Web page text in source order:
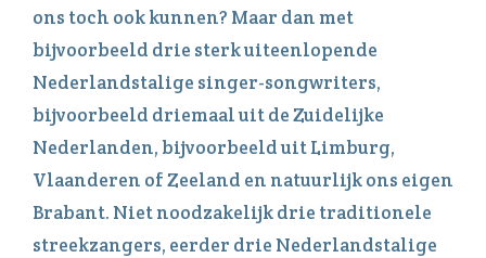
ons toch ook kunnen? Maar dan met
bijvoorbeeld drie sterk uiteenlopende
Nederlandstalige singer-songwriters,
bijvoorbeeld driemaal uit de Zuidelijke
Nederlanden, bijvoorbeeld uit Limburg,
Vlaanderen of Zeeland en natuurlijk ons eigen
Brabant. Niet noodzakelijk drie traditionele
streekzangers, eerder drie Nederlandstalige